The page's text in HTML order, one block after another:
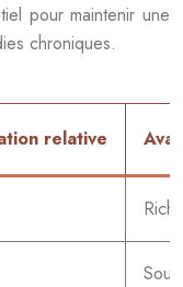
pour maintenir une
chroniques.
relative